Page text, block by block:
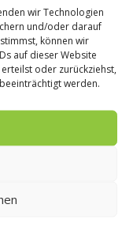
wir Technologien
und/oder darauf
können wir
auf dieser Website
oder zurückziehst,
werden.
Rezept:
11.